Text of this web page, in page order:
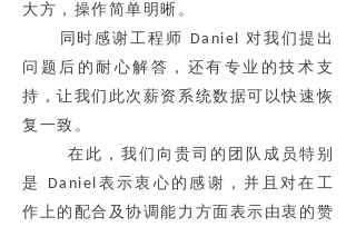
大方，操作简单明晰 。
同时感谢工程师
Daniel 对我们提出
问题后的耐心解答，还有专业的技术支
持，让我们此次薪资系统数据可以快速恢
复一致。
在此，我们向贵司的团队成员特别
是
Daniel 表示衷心的感谢，并且对在工
作上的配合及协调能力方面表示由衷的赞